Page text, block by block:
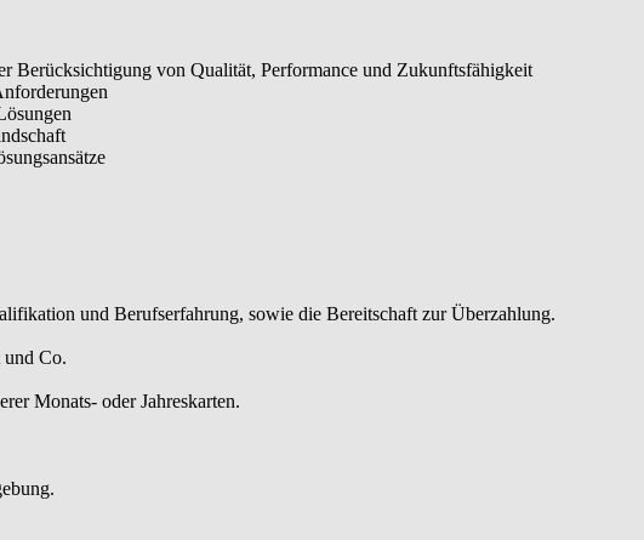
Berücksichtigung von Qualität, Performance und Zukunftsfähigkeit
und Berufserfahrung, sowie die Bereitschaft zur Überzahlung.
und Co.
Monats- oder Jahreskarten.